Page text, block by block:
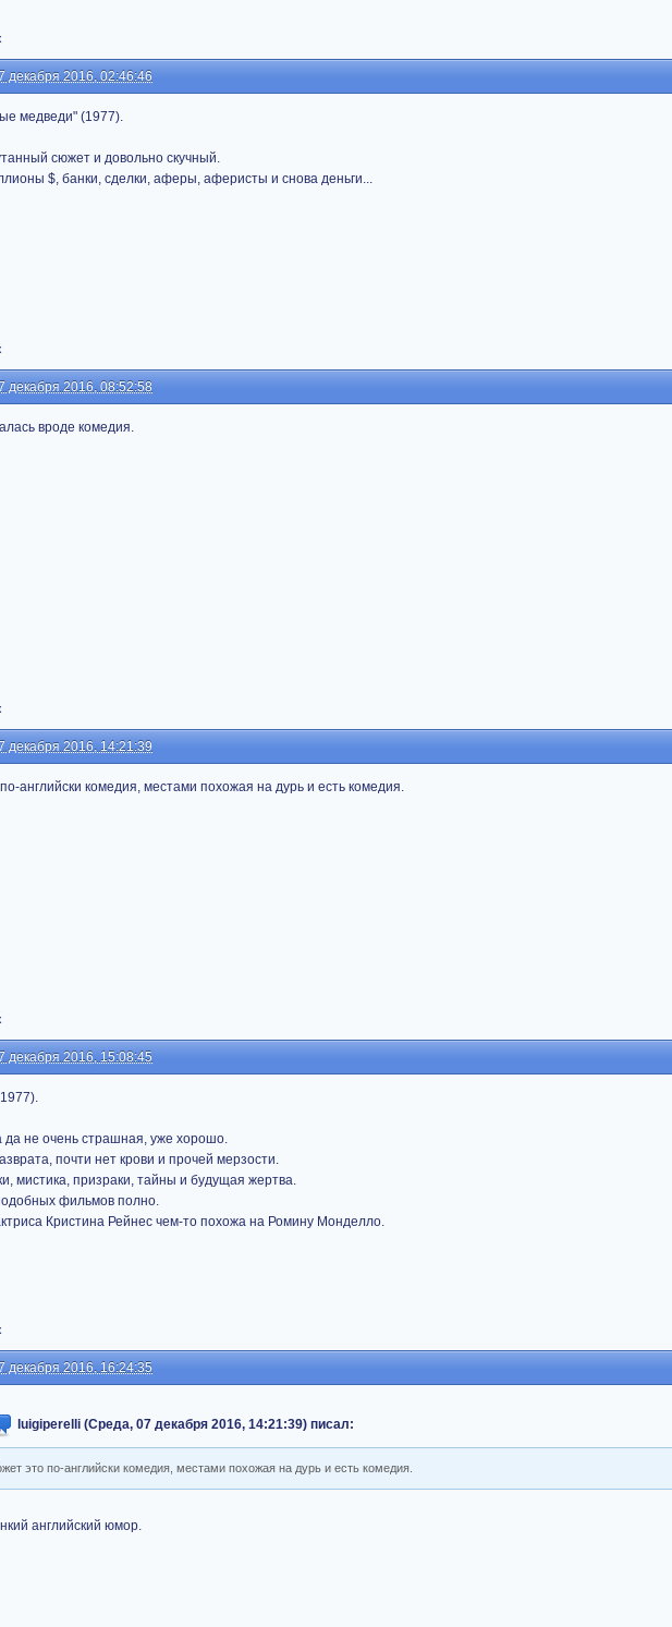
декабря 2016, 02:46:46
медведи" (1977).
сюжет и довольно скучный.
$, банки, сделки, аферы, аферисты и снова деньги...
декабря 2016, 08:52:58
вроде комедия.
декабря 2016, 14:21:39
английски комедия, местами похожая на дурь и есть комедия.
декабря 2016, 15:08:45
не очень страшная, уже хорошо.
почти нет крови и прочей мерзости.
мистика, призраки, тайны и будущая жертва.
фильмов полно.
Кристина Рейнес чем-то похожа на Ромину Монделло.
декабря 2016, 16:24:35
luigiperelli (Среда, 07 декабря 2016, 14:21:39) писал:
это по-английски комедия, местами похожая на дурь и есть комедия.
английский юмор.